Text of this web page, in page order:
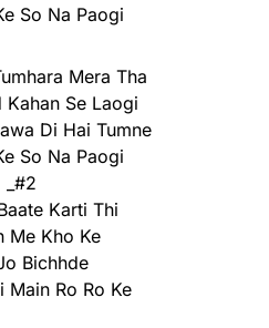
So Na Paogi
Mera Tha
Kahan Se Laogi
Di Hai Tumne
So Na Paogi
_#2
Karti Thi
Me Kho Ke
Bichhde
Main Ro Ro Ke